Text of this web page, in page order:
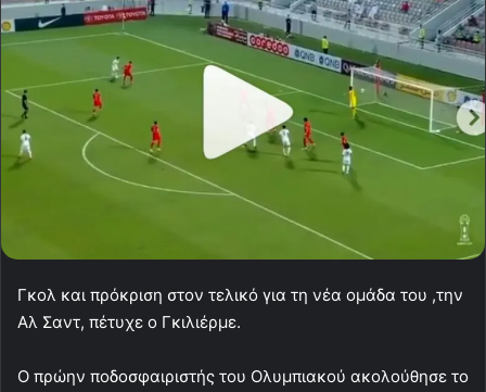
Γκολ και πρόκριση στον τελικό για τη νέα ομάδα του ,την
Αλ Σαντ, πέτυχε ο Γκιλιέρμε.
Ο πρώην ποδοσφαιριστής του Ολυμπιακού ακολούθησε το